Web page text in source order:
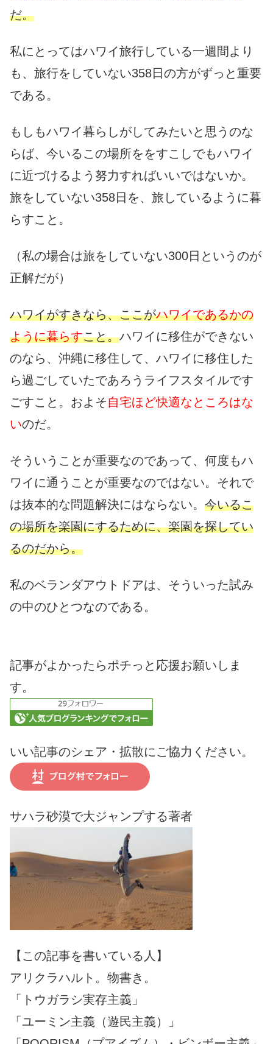
だ。
私にとってはハワイ旅行している一週間より
も、旅行をしていない358日の方がずっと重要
である。
もしもハワイ暮らしがしてみたいと思うのな
らば、今いるこの場所ををすこしでもハワイ
に近づけるよう努力すればいいではないか。
旅をしていない358日を、旅しているように暮
らすこと。
（私の場合は旅をしていない300日というのが
正解だが）
ハワイがすきなら、ここがハワイであるかの
ように暮らすこと。ハワイに移住ができない
のなら、沖縄に移住して、ハワイに移住した
ら過ごしていたであろうライフスタイルです
ごすこと。およそ自宅ほど快適なところはな
いのだ。
そういうことが重要なのであって、何度もハ
ワイに通うことが重要なのではない。それで
は抜本的な問題解決にはならない。 今いるこ
の場所を楽園にするために、楽園を探してい
るのだから。
私のベランダアウトドアは、そういった試み
の中のひとつなのである。
記事がよかったらポチっと応援お願いしま
す。
いい記事のシェア・拡散にご協力ください。
サハラ砂漠で大ジャンプする著者
【この記事を書いている人】
アリクラハルト。物書き。
「トウガラシ実存主義」
「ユーミン主義（遊民主義）」